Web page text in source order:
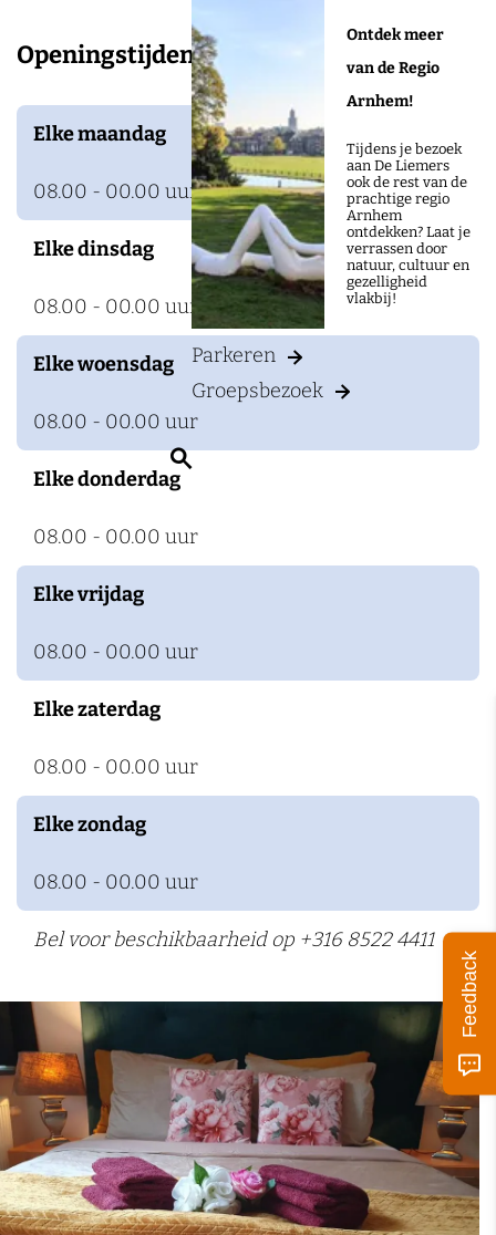
Ontdek meer
van de Regio
Arnhem!
Tijdens je bezoek
aan De Liemers
ook de rest van de
prachtige regio
Arnhem
ontdekken? Laat je
verrassen door
natuur, cultuur en
gezelligheid
vlakbij!
Parkeren
Groepsbezoek
Z
o
o
p
a
r
k
Openingstijden
Elke maandag
08.00 - 00.00 uur
Elke dinsdag
08.00 - 00.00 uur
Elke woensdag
08.00 - 00.00 uur
Elke donderdag
08.00 - 00.00 uur
Elke vrijdag
08.00 - 00.00 uur
Elke zaterdag
08.00 - 00.00 uur
Elke zondag
08.00 - 00.00 uur
Bel voor beschikbaarheid op +316 8522 4411
Feedback